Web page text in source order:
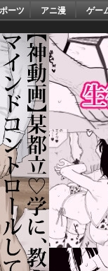
ーツ アニ漫 ゲー